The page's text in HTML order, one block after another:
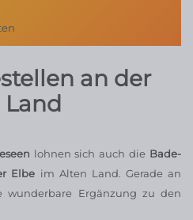
an der
lohnen sich auch die Bade-
Elbe im Alten Land. Gerade an
wunderbare Ergänzung zu den